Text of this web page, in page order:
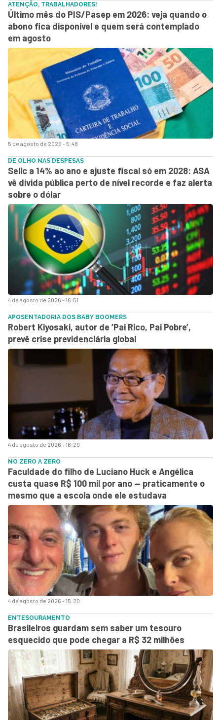
5 de agosto de 2026 - 5:48
ATENÇÃO, TRABALHADORES!
Último mês do PIS/Pasep em 2026: veja quando o
abono fica disponível e quem será contemplado
em agosto
4 de agosto de 2026 - 16:51
DE OLHO NAS DESPESAS
Selic a 14% ao ano e ajuste fiscal só em 2028: ASA
vê dívida pública perto de nível recorde e faz alerta
sobre o dólar
4 de agosto de 2026 - 16:29
APOSENTADORIA DOS BABY BOOMERS
Robert Kiyosaki, autor de ‘Pai Rico, Pai Pobre’,
prevê crise previdenciária global
4 de agosto de 2026 - 15:20
NO ZERO A ZERO
Faculdade do filho de Luciano Huck e Angélica
custa quase R$ 100 mil por ano — praticamente o
mesmo que a escola onde ele estudava
ENTESOURAMENTO
Brasileiros guardam sem saber um tesouro
esquecido que pode chegar a R$ 32 milhões